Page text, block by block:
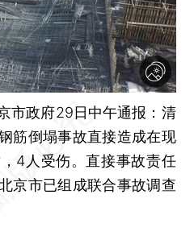
政府29日中午通报：清
筋倒塌事故直接造成在现
4人受伤。直接事故责任
京市已组成联合事故调查